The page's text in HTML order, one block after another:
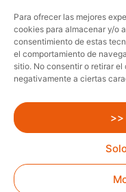
Para ofrecer las mejores
cookies para almacenar y/o
consentimiento de estas
el comportamiento de
sitio. No consentir o retirar
negativamente a ciertas
Proyecto
incentivos
renovables,
sector
de